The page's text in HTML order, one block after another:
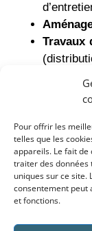
Pour offrir les
telles que les
appareils. Le fait
traiter des données
uniques sur ce site.
consentement peut
et fonctions.
Travaux
soin à la